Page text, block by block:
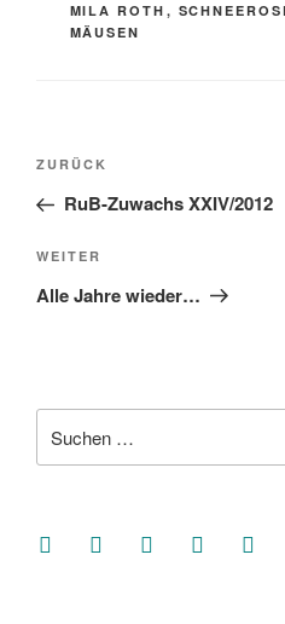
MILA ROTH ,
MÄUSEN
Beitragsnavigation
Vorheriger
Beitrag
ZURÜCK
RuB-Zuwachs XXIV/2012
Nächster
Beitrag
WEITER
Alle Jahre wieder…
nach:
facebooksoundcloud
twitter mastodon